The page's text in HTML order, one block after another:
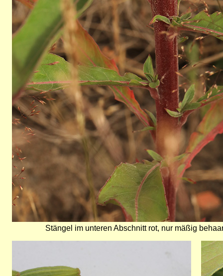
Stängel im unteren Abschnitt rot, nur mäßig
Bild